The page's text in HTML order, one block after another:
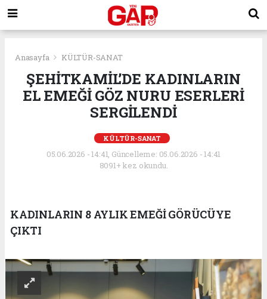
Anasayfa KÜLTÜR-SANAT
ŞEHİTKAMİL’DE KADINLARIN
EL EMEĞİ GÖZ NURU ESERLERİ
SERGİLENDİ
KÜLTÜR-SANAT
05.06.2026 - 14:41, Güncelleme: 05.06.2026 - 14:41
8091+ kez okundu.
KADINLARIN 8 AYLIK EMEĞİ GÖRÜCÜYE
ÇIKTI